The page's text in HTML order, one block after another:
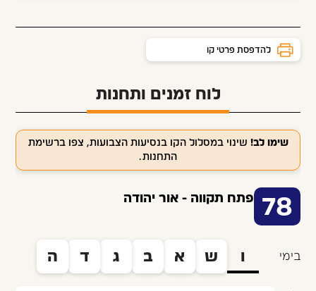
להדפסת פרטי קו
לוח זמנים ותחנות
שימו לב! שינוי במסלול הקו בנסיעות הצבועות, צפו ברשימת
התחנות.
78 פתח תקווה - אור יהודה
בימי ו ש א ב ג ד ה